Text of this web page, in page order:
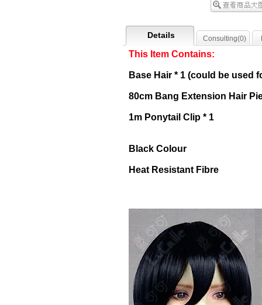
Details Consulting(0)
This Item Contains:
Base Hair * 1 (could be used
80cm Bang Extension Hair
1m Ponytail Clip * 1
Black Colour
Heat Resistant Fibre